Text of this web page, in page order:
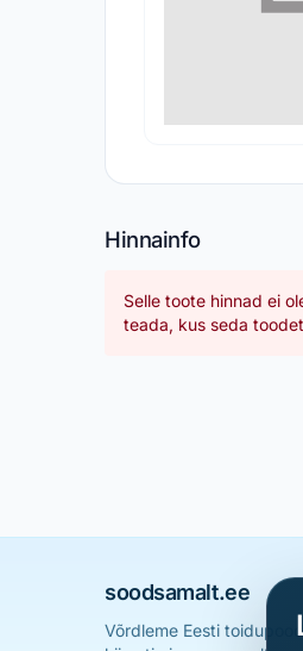
Hinnainfo
Selle toote hinnad ei
teada, kus seda
soodsamalt.ee
Võrdleme Eesti